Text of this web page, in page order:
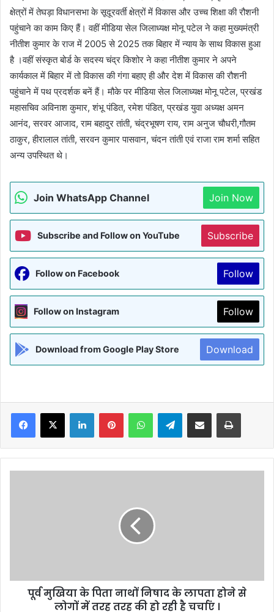
क्षेत्रों में तेघड़ा विधानसभा के सूदूरवर्ती क्षेत्रों में विकास और उच्च शिक्षा की रौशनी
पहुंचाने का काम किए हैं। वहीं मीडिया सेल जिलाध्यक्ष मोनू पटेल ने कहा मुख्यमंत्री
नीतीश कुमार के राज में 2005 से 2025 तक बिहार में न्याय के साथ विकास हुआ
है ।वहीं संस्कृत बोर्ड के सदस्य चंद्र किशोर ने कहा नीतीश कुमार ने अपने
कार्यकाल में बिहार में तो विकास की गंगा बहाए ही और देश में विकास की रौशनी
पहुंचाने में पथ प्रदर्शक बनें हैं। मौके पर मीडिया सेल जिलाध्यक्ष मोनू पटेल, प्रखंड
महासचिव अविनाश कुमार, शंभू पंडित, रमेश पंडित, प्रखंड युवा अध्यक्ष अमन
आनंद, सरवर आजाद, राम बहादुर तांती, चंद्रभूषण राय, राम अनुज चौधरी,गौतम
ठाकुर, हीरालाल तांती, सरवन कुमार पासवान, चंदन तांती एवं राजा राम शर्मा सहित
अन्य उपस्थित थे।
Join WhatsApp Channel Join Now
Subscribe and Follow on YouTube Subscribe
Follow on Facebook Follow
Follow on Instagram Follow
Download from Google Play Store Download
Facebook
X LinkedInPinterestWhatsAppTelegramShare via Email Print
होने
पूर्व मुखिया के पिता नाथों निषाद के लापता होने से
लोगों में तरह तरह की हो रही है चर्चाएं ।